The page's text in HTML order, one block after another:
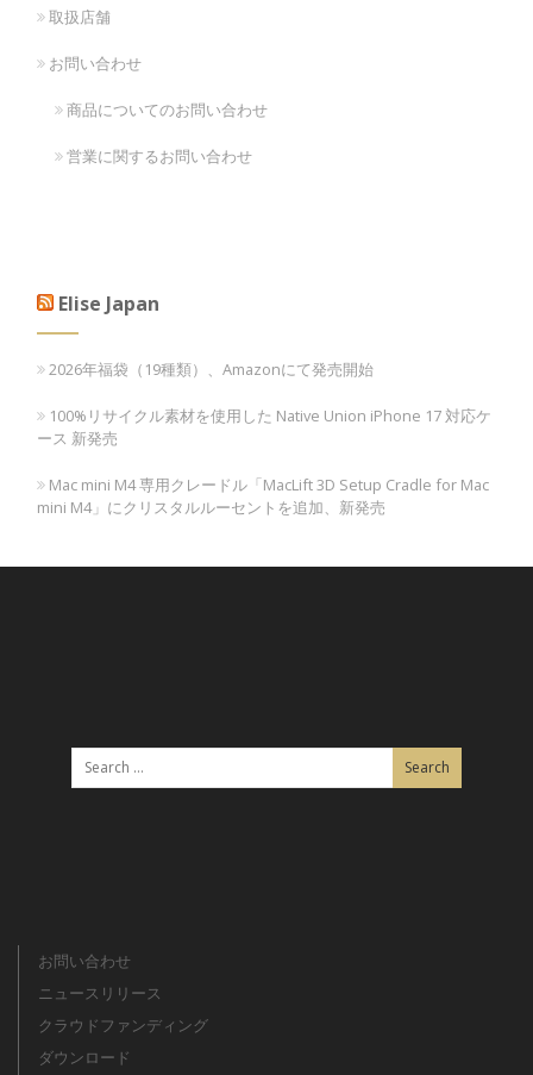
取扱店舗
お問い合わせ
商品についてのお問い合わせ
営業に関するお問い合わせ
Elise Japan
2026年福袋（19種類）、Amazonにて発売開始
100%リサイクル素材を使用した Native Union iPhone 17 対応ケ
ース 新発売
Mac mini M4 専用クレードル「MacLift 3D Setup Cradle for Mac
mini M4」にクリスタルルーセントを追加、新発売
お問い合わせ
ニュースリリース
クラウドファンディング
ダウンロード